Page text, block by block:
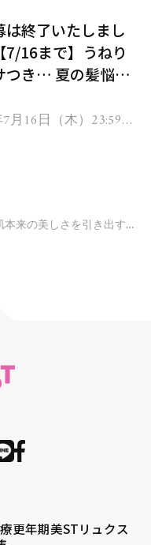
終了いたしまし
7/16まで】うねり
つき… 夏の髪悩み
名様にプレゼン
月16日（木）23:59ま
肌本来の美しさを引き出す『オルビスユーシリーズ』より、塗っているだけで本格ケアできる初のベースメイクアイテムが誕生 2023 年3月22日（水）発売
更年期美STリュクス